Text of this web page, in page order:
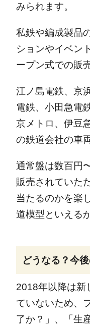
みられます。
私鉄や編成製品
ションやイベン
ープン式での販
江ノ島電鉄、京
電鉄、小田急電
京メトロ、伊豆
の鉄道会社の車
通常盤は数百円
販売されていた
当たるのかを楽
道模型といえる
どうなる？今
2018年以降は新
ていないため、
了か？」、「生